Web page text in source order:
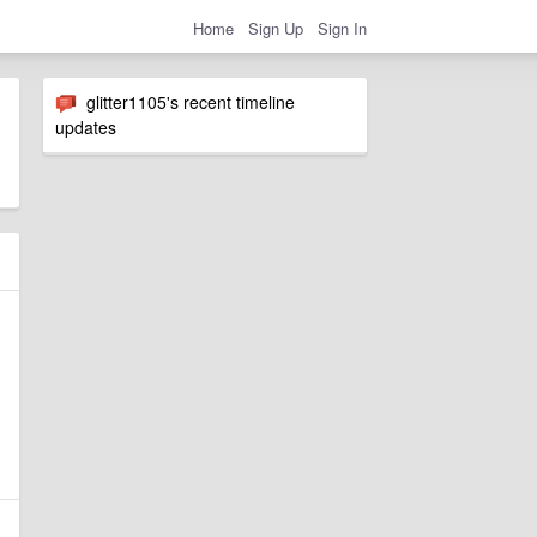
Home Sign Up Sign In
glitter1105's recent timeline
updates